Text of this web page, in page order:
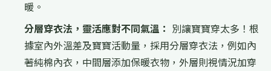
暖。
分層穿衣法，靈活應對不同氣溫： 別讓寶寶穿太多！根
據室內外溫差及寶寶活動量，採用分層穿衣法，例如內
著純棉內衣，中間層添加保暖衣物，外層則視情況加穿